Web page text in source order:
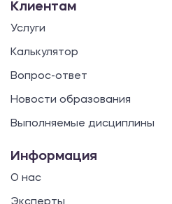
Клиентам
Услуги
Калькулятор
Вопрос-ответ
Новости образования
Выполняемые дисциплины
Информация
О нас